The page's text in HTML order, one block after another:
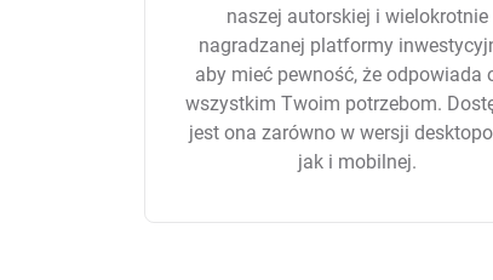
naszej autorskiej i wielokrotnie
nagradzanej platformy
aby mieć pewność, że odpowiada
wszystkim Twoim potrzebom.
jest ona zarówno w wersji
jak i mobilnej.